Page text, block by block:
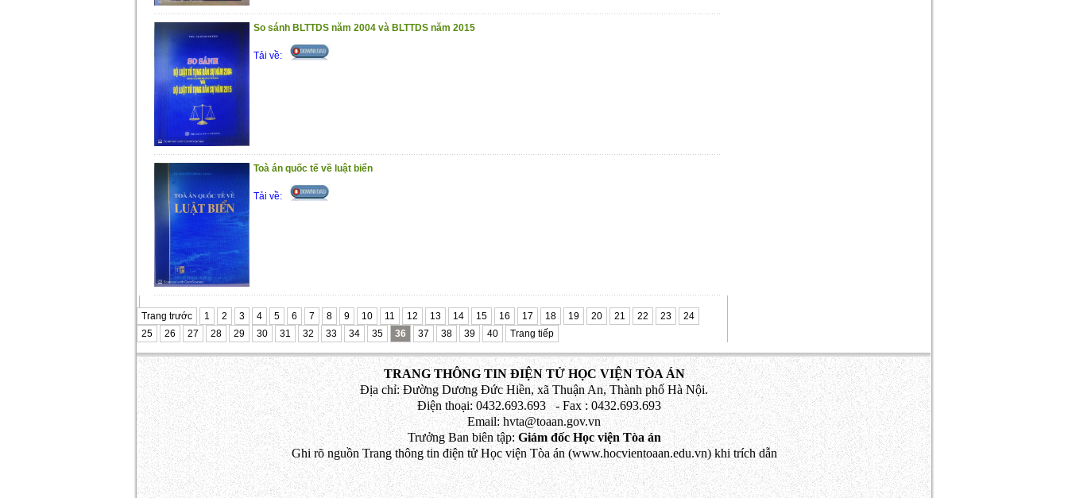
So sánh BLTTDS năm 2004 và BLTTDS năm 2015
Tải về:
Toà án quốc tế về luật biển
Tải về:
Trang trước 1 2 3 4 5 6 7 8 9 10 11 12 13 14 15 16 17 18 19 20 21 22 23
24
25
26 27 28 29 30 31 32 33 34 35 36 37 38 39 40 Trang tiếp
TRANG THÔNG TIN ĐIỆN TỬ HỌC VIỆN TÒA ÁN
Địa chỉ: Đường Dương Đức Hiền, xã Thuận An, Thành phố Hà Nội.
Điện thoại: 0432.693.693 - Fax : 0432.693.693
Email: hvta@toaan.gov.vn
Trưởng Ban biên tập:Giám đốc Học viện Tòa án
Ghi rõ nguồn Trang thông tin điện tử Học viện Tòa án (www.hocvientoaan.edu.vn) khi trích dẫn